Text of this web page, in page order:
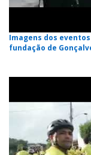
Imagens dos
fundação de